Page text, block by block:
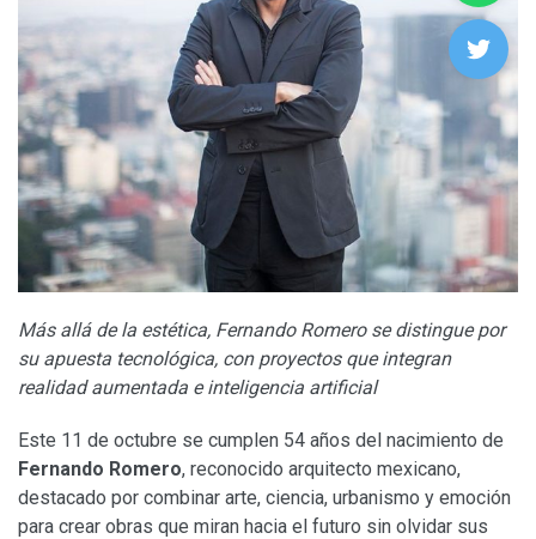
Más allá de la estética, Fernando Romero se distingue por
su apuesta tecnológica, con proyectos que integran
realidad aumentada e inteligencia artificial
Este 11 de octubre se cumplen 54 años del nacimiento de
Fernando Romero, reconocido arquitecto mexicano,
destacado por combinar arte, ciencia, urbanismo y emoción
para crear obras que miran hacia el futuro sin olvidar sus